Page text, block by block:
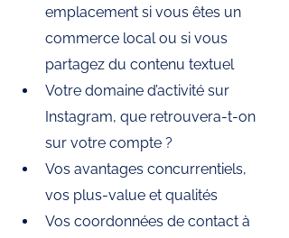
emplacement si vous êtes un
commerce local ou si vous
partagez du contenu textuel
Votre domaine d’activité sur
Instagram, que retrouvera-t-on
sur votre compte ?
Vos avantages concurrentiels,
vos plus-value et qualités
Vos coordonnées de contact à